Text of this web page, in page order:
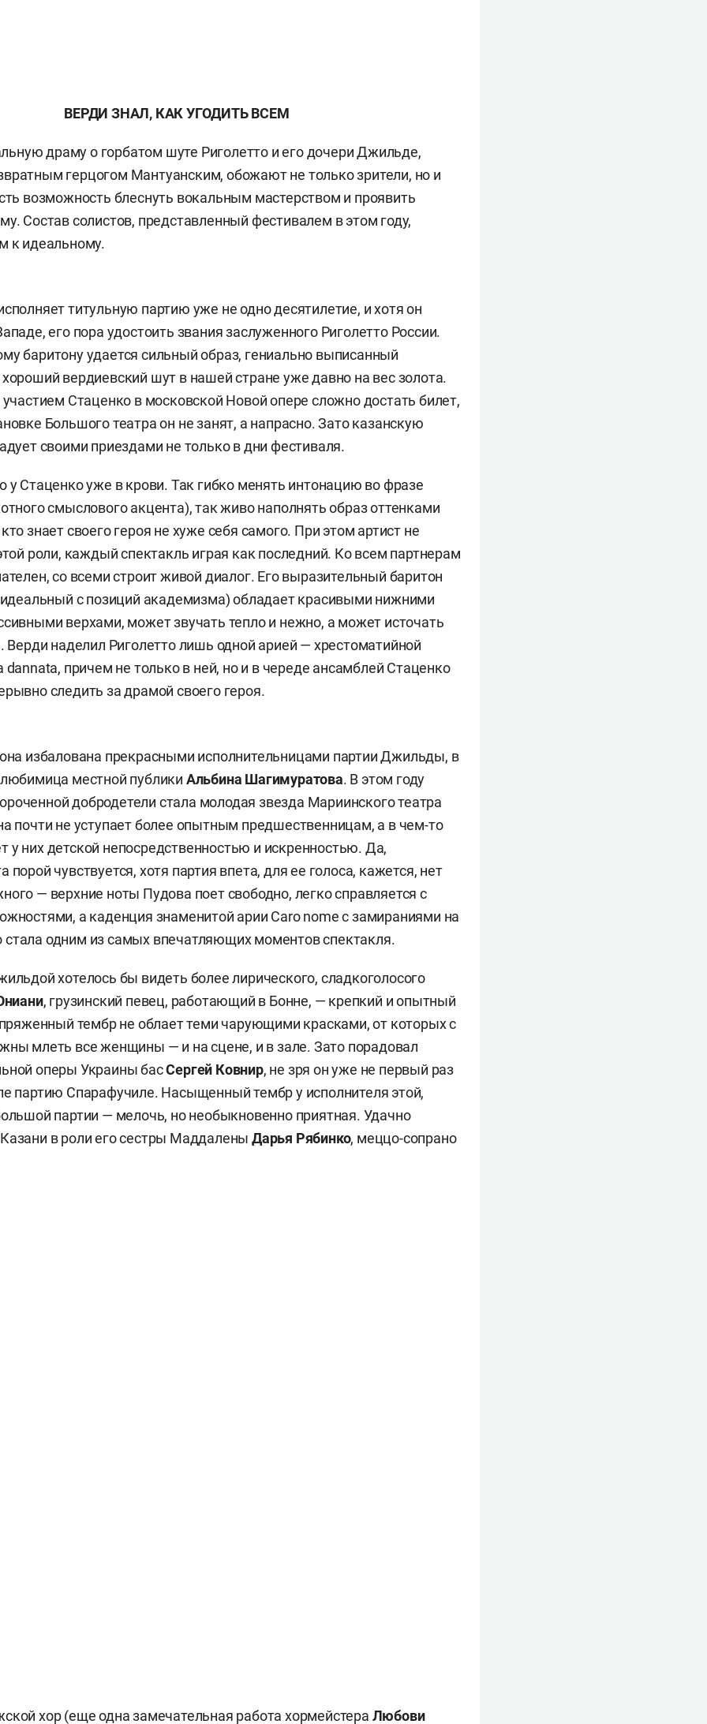
ВЕРДИ ЗНАЛ, КАК УГОДИТЬ ВСЕМ
драму о горбатом шуте Риголетто и его дочери Джильде,
герцогом Мантуанским, обожают не только зрители, но и
возможность блеснуть вокальным мастерством и проявить
Состав солистов, представленный фестивалем в этом году,
к идеальному.
титульную партию уже не одно десятилетие, и хотя он
его пора удостоить звания заслуженного Риголетто России.
баритону удается сильный образ, гениально выписанный
вердиевский шут в нашей стране уже давно на вес золота.
участием Стаценко в московской Новой опере сложно достать билет,
Большого театра он не занят, а напрасно. Зато казанскую
своими приездами не только в дни фестиваля.
у Стаценко уже в крови. Так гибко менять интонацию во фразе
смыслового акцента), так живо наполнять образ оттенками
знает своего героя не хуже себя самого. При этом артист не
роли, каждый спектакль играя как последний. Ко всем партнерам
со всеми строит живой диалог. Его выразительный баритон
идеальный с позиций академизма) обладает красивыми нижними
верхами, может звучать тепло и нежно, а может источать
Верди наделил Риголетто лишь одной арией — хрестоматийной
dannata, причем не только в ней, но и в череде ансамблей Стаценко
следить за драмой своего героя.
избалована прекрасными исполнительницами партии Джильды, в
местной публики Альбина Шагимуратова. В этом году
добродетели стала молодая звезда Мариинского театра
почти не уступает более опытным предшественницам, а в чем-то
у них детской непосредственностью и искренностью. Да,
порой чувствуется, хотя партия впета, для ее голоса, кажется, нет
— верхние ноты Пудова поет свободно, легко справляется с
а каденция знаменитой арии Caro nome с замираниями на
одним из самых впечатляющих моментов спектакля.
хотелось бы видеть более лирического, сладкоголосого
, грузинский певец, работающий в Бонне, — крепкий и опытный
тембр не облает теми чарующими красками, от которых с
млеть все женщины — и на сцене, и в зале. Зато порадовал
оперы Украины басСергей Ковнир, не зря он уже не первый раз
партию Спарафучиле. Насыщенный тембр у исполнителя этой,
партии — мелочь, но необыкновенно приятная. Удачно
в роли его сестры Маддалены Дарья Рябинко, меццо-сопрано
хор (еще одна замечательная работа хормейстера Любови